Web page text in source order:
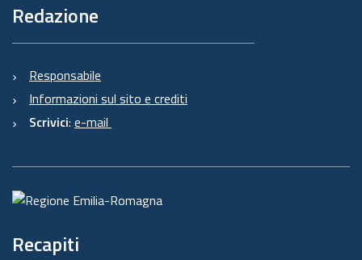
Redazione
Responsabile
Informazioni sul sito e crediti
Scrivici: e-mail
Recapiti